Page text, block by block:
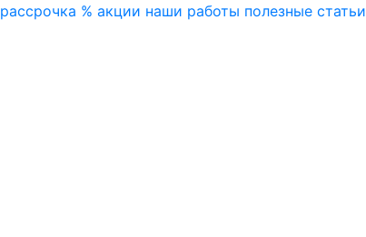
рассрочка % акции наши работы полезные статьи